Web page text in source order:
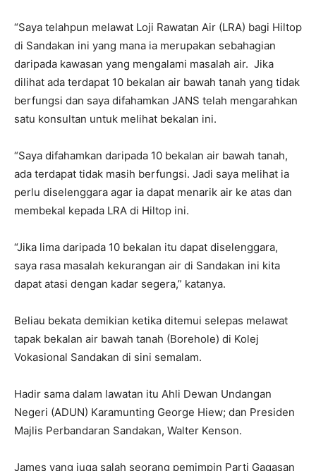
“Saya telahpun melawat Loji Rawatan Air (LRA) bagi Hiltop
di Sandakan ini yang mana ia merupakan sebahagian
daripada kawasan yang mengalami masalah air. Jika
dilihat ada terdapat 10 bekalan air bawah tanah yang tidak
berfungsi dan saya difahamkan JANS telah mengarahkan
satu konsultan untuk melihat bekalan ini.
“Saya difahamkan daripada 10 bekalan air bawah tanah,
ada terdapat tidak masih berfungsi. Jadi saya melihat ia
perlu diselenggara agar ia dapat menarik air ke atas dan
membekal kepada LRA di Hiltop ini.
“Jika lima daripada 10 bekalan itu dapat diselenggara,
saya rasa masalah kekurangan air di Sandakan ini kita
dapat atasi dengan kadar segera,” katanya.
Beliau bekata demikian ketika ditemui selepas melawat
tapak bekalan air bawah tanah (Borehole) di Kolej
Vokasional Sandakan di sini semalam.
Hadir sama dalam lawatan itu Ahli Dewan Undangan
Negeri (ADUN) Karamunting George Hiew; dan Presiden
Majlis Perbandaran Sandakan, Walter Kenson.
James yang juga salah seorang pemimpin Parti Gagasan